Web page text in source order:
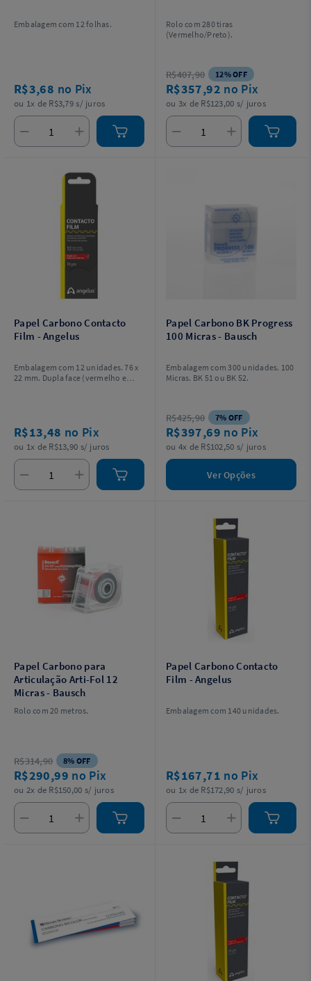
Embalagem com 12 folhas.
R$3,68 no Pix
ou 1x de R$3,79 s/ juros
Rolo com 280 tiras
(Vermelho/Preto).
R$407,90 12% OFF
R$357,92 no Pix
ou 3x de R$123,00 s/ juros
Papel Carbono Contacto
Film - Angelus
Embalagem com 12 unidades. 76 x
22 mm. Dupla face (vermelho e
R$13,48 no Pix
ou 1x de R$13,90 s/ juros
Papel Carbono BK Progress
100 Micras - Bausch
Embalagem com 300 unidades. 100
Micras. BK 51 ou BK 52.
R$425,90 7% OFF
R$397,69 no Pix
ou 4x de R$102,50 s/ juros
Ver Opções
Papel Carbono para
Articulação Arti-Fol 12
Micras - Bausch
Rolo com 20 metros.
R$314,90 8% OFF
R$290,99 no Pix
ou 2x de R$150,00 s/ juros
Papel Carbono Contacto
Film - Angelus
Embalagem com 140 unidades.
R$167,71 no Pix
ou 1x de R$172,90 s/ juros